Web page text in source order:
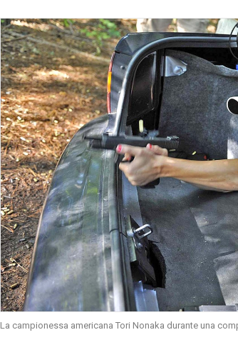
La campionessa americana Tori Nonaka durante una